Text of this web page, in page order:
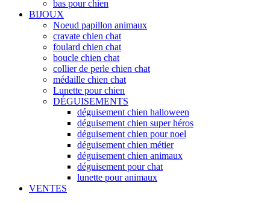
bas pour chien
BIJOUX
Noeud papillon animaux
cravate chien chat
foulard chien chat
boucle chien chat
collier de perle chien chat
médaille chien chat
Lunette pour chien
DÉGUISEMENTS
déguisement chien halloween
déguisement chien super héros
déguisement chien pour noel
déguisement chien métier
déguisement chien animaux
déguisement pour chat
lunette pour animaux
VENTES